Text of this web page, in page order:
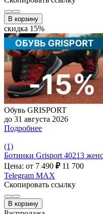
В корзину
скидка 15%
Обувь GRISPORT
до 31 августа 2026
Подробнее
(1)
Ботинки Grisport 40213
Цена: от 7 490 ₽ 11 700
Telegram MAX
Скопировать ссылку
В корзину